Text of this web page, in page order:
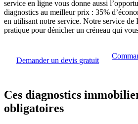
service en ligne vous donne aussi
diagnostics au meilleur prix : 35%
en utilisant notre service. Notre service
pratique pour dénicher un créneau qui
Demander un devis gratuit
Ces diagnostics
obligatoires